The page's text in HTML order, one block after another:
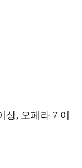
상, 오페라 7 이